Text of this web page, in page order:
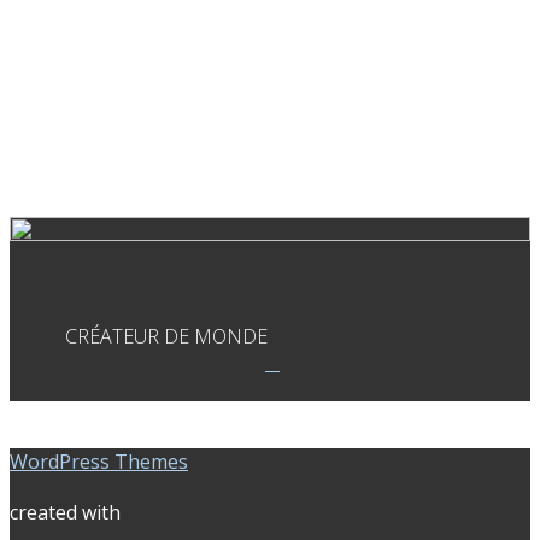
CRÉATEUR DE MONDE
WordPress Themes
created with